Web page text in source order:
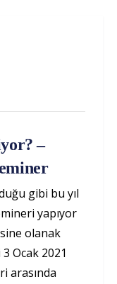
–
gibi bu yıl
yapıyor
olanak
Ocak 2021
arasında